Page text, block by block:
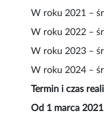
W roku 2021 –
W roku 2022 –
W roku 2023 –
W roku 2024 –
Termin i czas
Od 1 marca